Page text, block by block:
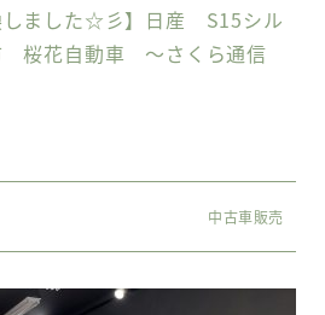
しました☆彡】日産 S15シル
桜花自動車 〜さくら通信
中古車販売